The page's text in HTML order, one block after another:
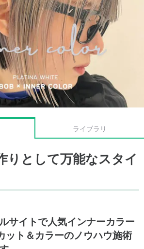
ライブラリ
りとして万能なスタイ
サイトで人気インナーカラー
ット＆カラーのノウハウ施術